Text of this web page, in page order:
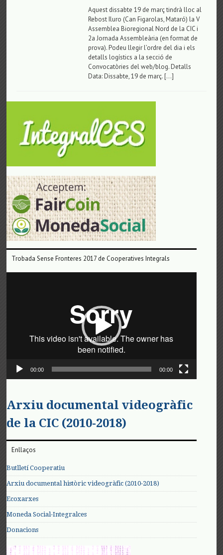
Aquest dissabte 19 de març tindrà lloc al
Rebost Iluro (Can Figarolas, Mataró) la V
Assemblea Bioregional Nord de la CIC i
2a Jornada Assembleària (en format de
prova). Podeu llegir l’ordre del dia i els
detalls logístics a la secció de
Convocatòries del web/blog. Detalls
Data: Dissabte, 19 de març. […]
Trobada Sense Fronteres 2017 de Cooperatives Integrals
00:00 00:00
Arxiu documental videogràfic
de la CIC (2010-2018)
Enllaços
Butlletí Cooperatiu
Arxiu documental històric videogràfic (2010-2018)
Ecoxarxes
Moneda Social-Integralces
Donacions